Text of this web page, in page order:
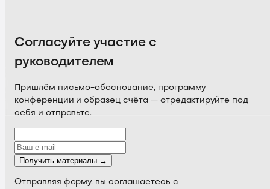
Согласуйте участие с
руководителем
Пришлём письмо-обоснование, программу
конференции и образец счёта — отредактируйте под
себя и отправьте.
Получить материалы →
Отправляя форму, вы соглашаетесь с